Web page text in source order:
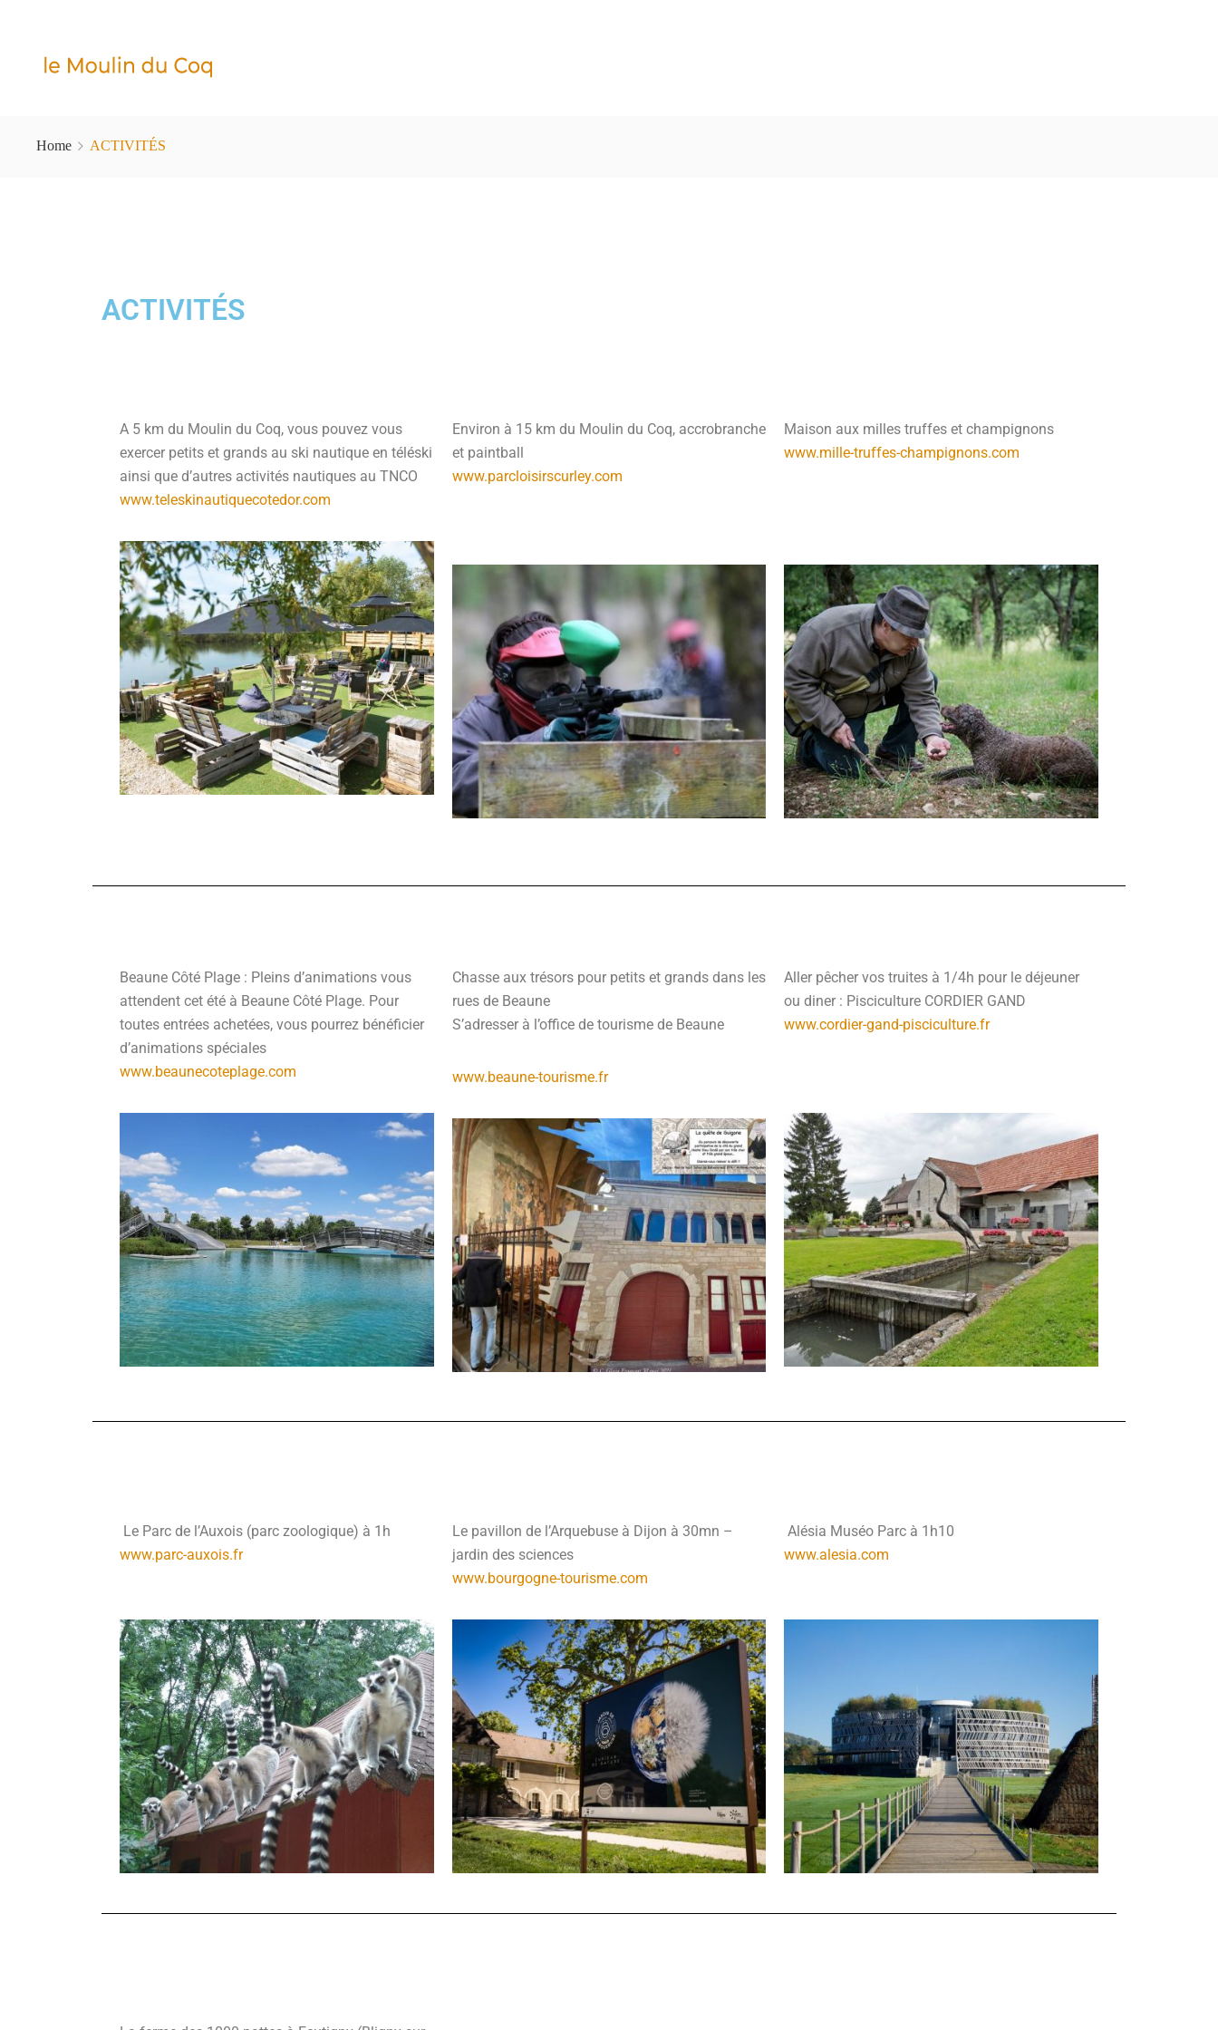
Home ACTIVITÉS
ACTIVITÉS
A 5 km du Moulin du Coq, vous pouvez vous
exercer petits et grands au ski nautique en téléski
ainsi que d’autres activités nautiques au TNCO
www.teleskinautiquecotedor.com
Environ à 15 km du Moulin du Coq, accrobranche
et paintball
www.parcloisirscurley.com
Maison aux milles truffes et champignons
www.mille-truffes-champignons.com
Beaune Côté Plage : Pleins d’animations vous
attendent cet été à Beaune Côté Plage. Pour
toutes entrées achetées, vous pourrez bénéficier
d’animations spéciales
www.beaunecoteplage.com
Chasse aux trésors pour petits et grands dans les
rues de Beaune
S’adresser à l’office de tourisme de Beaune
www.beaune-tourisme.fr
Aller pêcher vos truites à 1/4h pour le déjeuner
ou diner : Pisciculture CORDIER GAND
www.cordier-gand-pisciculture.fr
Le Parc de l’Auxois (parc zoologique) à 1h
www.parc-auxois.fr
Le pavillon de l’Arquebuse à Dijon à 30mn –
jardin des sciences
www.bourgogne-tourisme.com
Alésia Muséo Parc à 1h10
www.alesia.com